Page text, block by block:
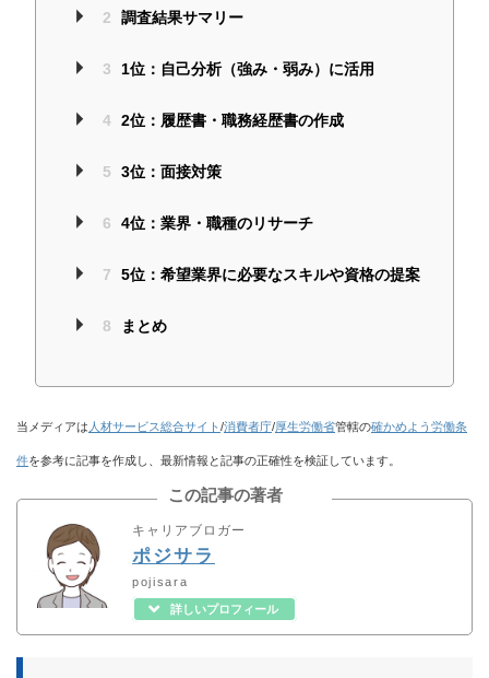
2 調査結果サマリー
3 1位：自己分析（強み・弱み）に活用
4 2位：履歴書・職務経歴書の作成
5 3位：面接対策
6 4位：業界・職種のリサーチ
7 5位：希望業界に必要なスキルや資格の提案
8 まとめ
当メディアは 人材サービス総合サイト /消費者庁/厚生労働省管轄の確かめよう労働条
件を参考に記事を作成し、最新情報と記事の正確性を検証しています。
この記事の著者
キャリアブロガー
ポジサラ
pojisara
詳しいプロフィール